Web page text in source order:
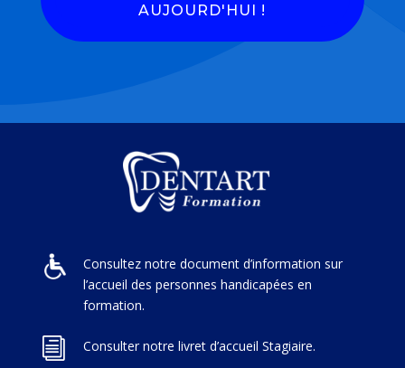
AUJOURD'HUI !
Consultez notre document d’information sur
l’accueil des personnes handicapées en
formation.
i Consulter notre livret d’accueil Stagiaire.